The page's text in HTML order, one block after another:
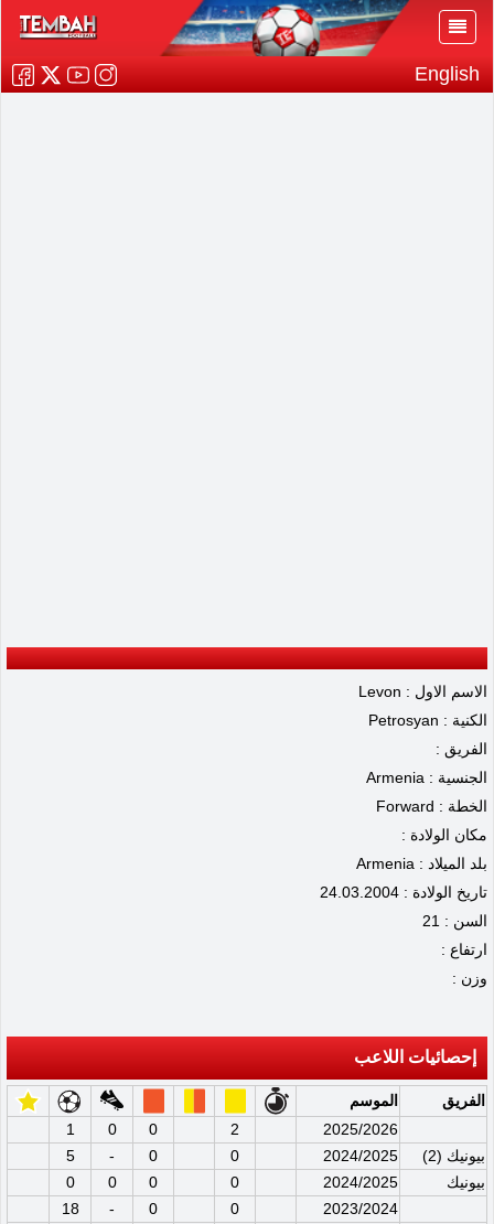
English
الاسم الاول : Levon
الكنية : Petrosyan
الفريق :
الجنسية : Armenia
الخطة : Forward
مكان الولادة :
بلد الميلاد : Armenia
تاريخ الولادة : 24.03.2004
السن : 21
ارتفاع :
وزن :
إحصائيات اللاعب
الفريق
الموسم
2025/2026
2
0
0
1
بيونيك (2)
2024/2025
0
0
-
5
بيونيك
2024/2025
0
0
0
0
2023/2024
0
0
-
18